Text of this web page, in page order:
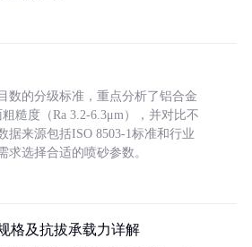
数的分级标准，重点分析了铝合金
糙度（Ra 3.2-6.3μm），并对比不
据来源包括ISO 8503-1标准和行业
求选择合适的喷砂参数。
格及抗拔承载力详解